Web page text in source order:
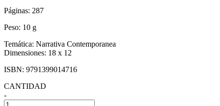
Páginas: 287
Peso: 10 g
Temática: Narrativa Contemporanea
Dimensiones: 18 x 12
ISBN: 9791399014716
CANTIDAD
-